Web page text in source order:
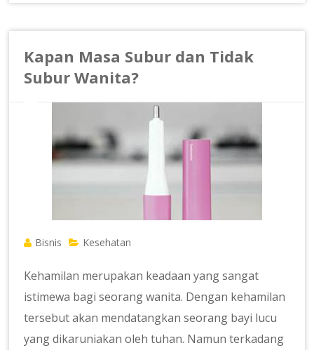
Kapan Masa Subur dan Tidak
Subur Wanita?
Bisnis Kesehatan
Kehamilan merupakan keadaan yang sangat
istimewa bagi seorang wanita. Dengan kehamilan
tersebut akan mendatangkan seorang bayi lucu
yang dikaruniakan oleh tuhan. Namun terkadang